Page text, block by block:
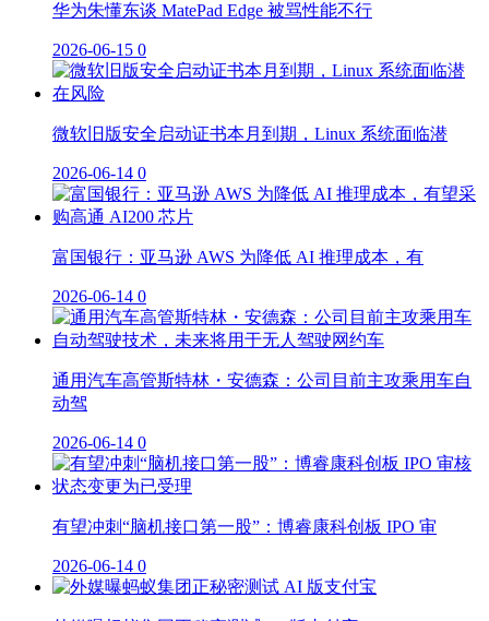
华为朱懂东谈 MatePad Edge 被骂性能不行
2026-06-15 0
微软旧版安全启动证书本月到期，Linux 系统面临潜
2026-06-14 0
富国银行：亚马逊 AWS 为降低 AI 推理成本，有
2026-06-14 0
通用汽车高管斯特林・安德森：公司目前主攻乘用车自
动驾
2026-06-14 0
有望冲刺“脑机接口第一股”：博睿康科创板 IPO 审
2026-06-14 0